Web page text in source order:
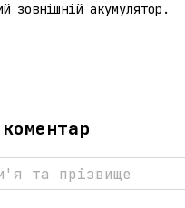
зовнішній акумулятор.